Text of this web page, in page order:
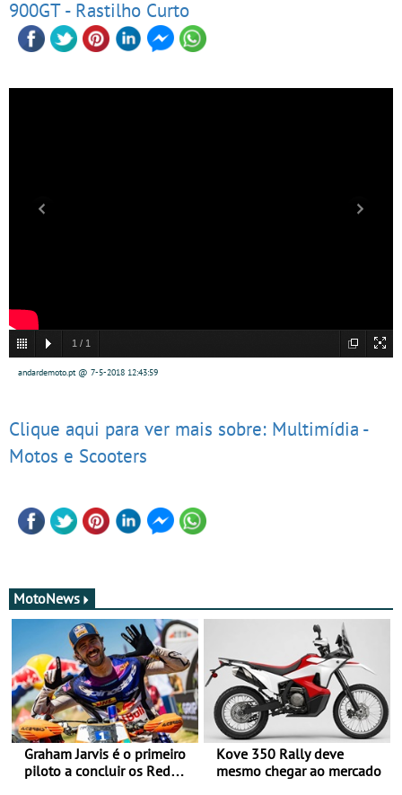
900GT - Rastilho Curto
1 / 1
andardemoto.pt @ 7-5-2018 12:43:59
Clique aqui para ver mais sobre: Multimídia -
Motos e Scooters
MotoNews
Graham Jarvis é o primeiro
piloto a concluir os Red
Kove 350 Rally deve
mesmo chegar ao mercado